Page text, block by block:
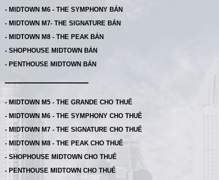
- MIDTOWN M6 - THE SYMPHONY BÁN
- MIDTOWN M7- THE SIGNATURE BÁN
- MIDTOWN M8 - THE PEAK BÁN
- SHOPHOUSE MIDTOWN BÁN
- PENTHOUSE MIDTOWN BÁN
- MIDTOWN M5 - THE GRANDE CHO THUÊ
- MIDTOWN M6 - THE SYMPHONY CHO THUÊ
- MIDTOWN M7 - THE SIGNATURE CHO THUÊ
- MIDTOWN M8 - THE PEAK CHO THUÊ
- SHOPHOUSE MIDTOWN CHO THUÊ
- PENTHOUSE MIDTOWN CHO THUÊ